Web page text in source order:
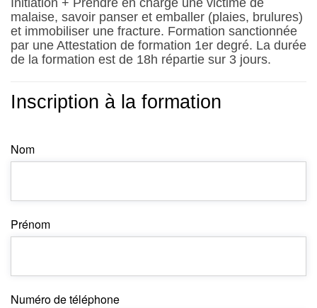
malaise, savoir panser et emballer (plaies, brulures)
et immobiliser une fracture. Formation sanctionnée
par uneAttestation de formation 1er degré. La durée
de la formation est de 18h répartie sur 3 jours.
Inscription à la formation
Nom
Prénom
Numéro de téléphone